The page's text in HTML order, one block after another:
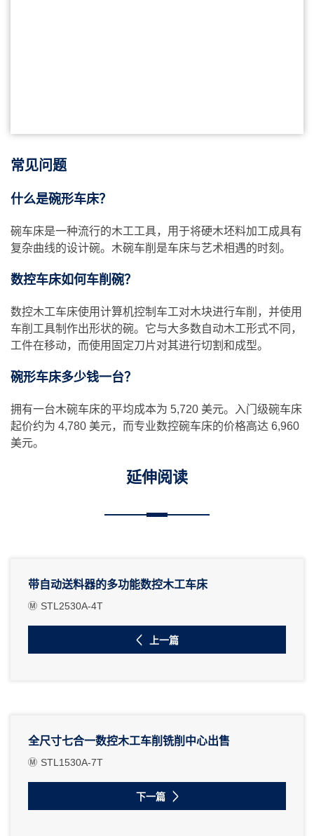
常见问题
什么是碗形车床？
碗车床是一种流行的木工工具，用于将硬木坯料加工成具有
复杂曲线的设计碗。木碗车削是车床与艺术相遇的时刻。
数控车床如何车削碗？
数控木工车床使用计算机控制车工对木块进行车削，并使用
车削工具制作出形状的碗。它与大多数自动木工形式不同，
工件在移动，而使用固定刀片对其进行切割和成型。
碗形车床多少钱一台？
拥有一台木碗车床的平均成本为 5,720 美元。入门级碗车床
起价约为 4,780 美元，而专业数控碗车床的价格高达 6,960
美元。
延伸阅读
带自动送料器的多功能数控木工车床
STL2530A-4T
上一篇
全尺寸七合一数控木工车削铣削中心出售
STL1530A-7T
下一篇